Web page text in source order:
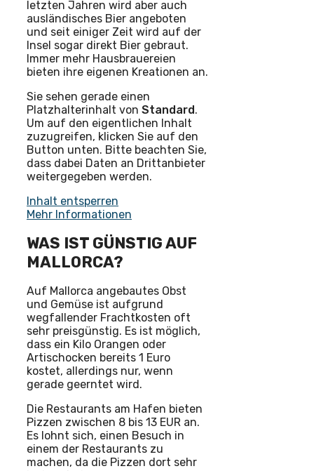
letzten Jahren wird aber auch
ausländisches Bier angeboten
und seit einiger Zeit wird auf der
Insel sogar direkt Bier gebraut.
Immer mehr Hausbrauereien
bieten ihre eigenen Kreationen an.
Sie sehen gerade einen
Platzhalterinhalt von Standard.
Um auf den eigentlichen Inhalt
zuzugreifen, klicken Sie auf den
Button unten. Bitte beachten Sie,
dass dabei Daten an Drittanbieter
weitergegeben werden.
Inhalt entsperren
Mehr Informationen
WAS IST GÜNSTIG AUF
MALLORCA?
Auf Mallorca angebautes Obst
und Gemüse ist aufgrund
wegfallender Frachtkosten oft
sehr preisgünstig. Es ist möglich,
dass ein Kilo Orangen oder
Artischocken bereits 1 Euro
kostet, allerdings nur, wenn
gerade geerntet wird.
Die Restaurants am Hafen bieten
Pizzen zwischen 8 bis 13 EUR an.
Es lohnt sich, einen Besuch in
einem der Restaurants zu
machen, da die Pizzen dort sehr